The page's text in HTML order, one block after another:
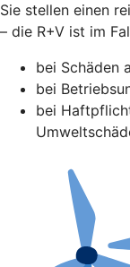
Sie stellen einen
– die R+V ist im
bei Schäden
bei
bei